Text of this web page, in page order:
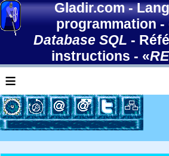
Gladir.com-
programmation-
Database SQL -
instructions - «
≡